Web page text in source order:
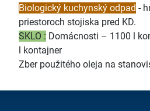
Biologický kuchynský odpad -
priestoroch stojiska pred KD.
SKLO : Domácnosti – 1100 l
l kontajner
Zber použitého oleja na